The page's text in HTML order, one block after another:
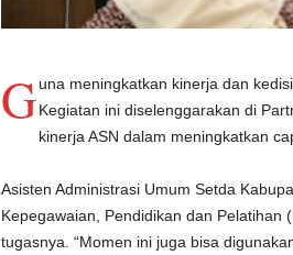
G una meningkatkan kinerja dan
Kegiatan ini diselenggarakan di
kinerja ASN dalam meningkatkan
Asisten Administrasi Umum Setda
Kepegawaian, Pendidikan dan Pelatihan
tugasnya. “Momen ini juga bisa